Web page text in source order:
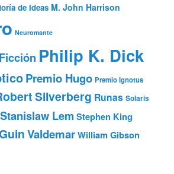
de Ideas M. John Harrison
Neuromante
Philip K. Dick
Premio Hugo Premio Ignotus
Silverberg Runas Solaris
Stanislaw Lem Stephen King
ValdemarWilliam Gibson